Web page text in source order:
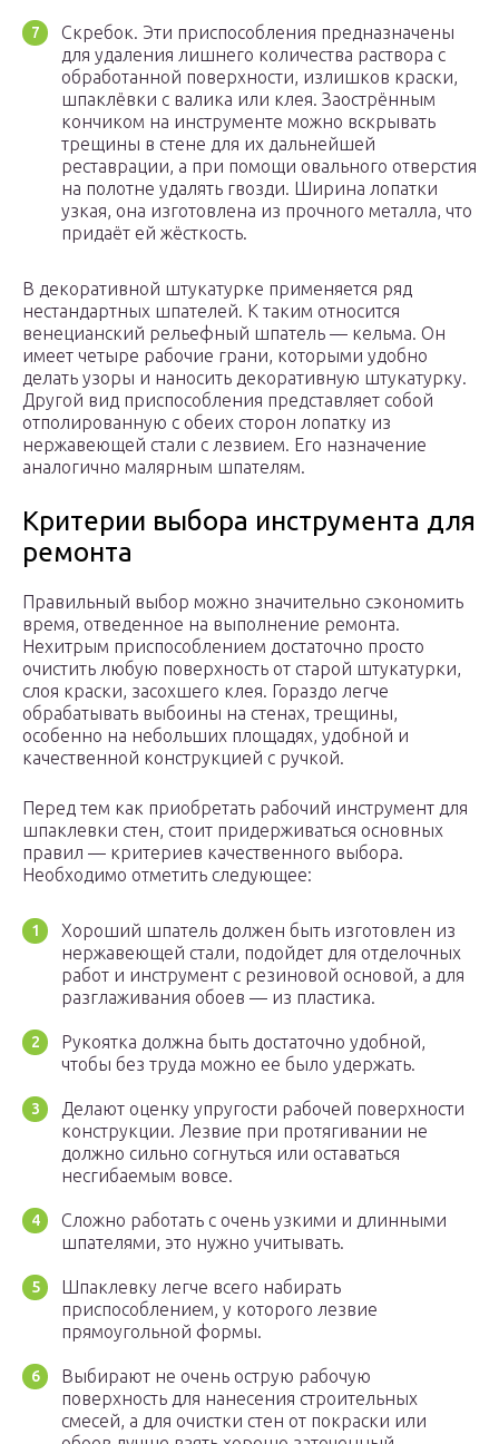
Скребок. Эти приспособления предназначены
для удаления лишнего количества раствора с
обработанной поверхности, излишков краски,
шпаклёвки с валика или клея. Заострённым
кончиком на инструменте можно вскрывать
трещины в стене для их дальнейшей
реставрации, а при помощи овального отверстия
на полотне удалять гвозди. Ширина лопатки
узкая, она изготовлена из прочного металла, что
придаёт ей жёсткость.
В декоративной штукатурке применяется ряд
нестандартных шпателей. К таким относится
венецианский рельефный шпатель — кельма. Он
имеет четыре рабочие грани, которыми удобно
делать узоры и наносить декоративную штукатурку.
Другой вид приспособления представляет собой
отполированную с обеих сторон лопатку из
нержавеющей стали с лезвием. Его назначение
аналогично малярным шпателям.
Критерии выбора инструмента для
ремонта
Правильный выбор можно значительно сэкономить
время, отведенное на выполнение ремонта.
Нехитрым приспособлением достаточно просто
очистить любую поверхность от старой штукатурки,
слоя краски, засохшего клея. Гораздо легче
обрабатывать выбоины на стенах, трещины,
особенно на небольших площадях, удобной и
качественной конструкцией с ручкой.
Перед тем как приобретать рабочий инструмент для
шпаклевки стен, стоит придерживаться основных
правил — критериев качественного выбора.
Необходимо отметить следующее:
Хороший шпатель должен быть изготовлен из
нержавеющей стали, подойдет для отделочных
работ и инструмент с резиновой основой, а для
разглаживания обоев — из пластика.
Рукоятка должна быть достаточно удобной,
чтобы без труда можно ее было удержать.
Делают оценку упругости рабочей поверхности
конструкции. Лезвие при протягивании не
должно сильно согнуться или оставаться
несгибаемым вовсе.
Сложно работать с очень узкими и длинными
шпателями, это нужно учитывать.
Шпаклевку легче всего набирать
приспособлением, у которого лезвие
прямоугольной формы.
Выбирают не очень острую рабочую
поверхность для нанесения строительных
смесей, а для очистки стен от покраски или